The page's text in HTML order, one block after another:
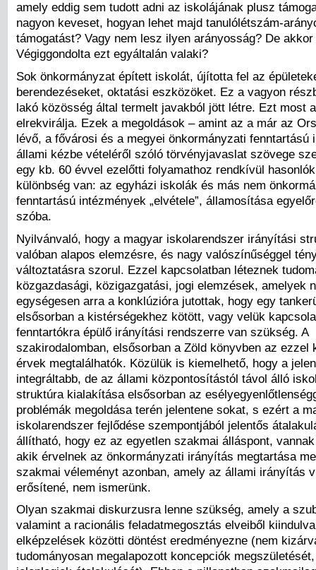
amely eddig sem tudott adni az iskolájának plusz
nagyon keveset, hogyan lehet majd tanulólétszám-
támogatást? Vagy nem lesz ilyen arányosság? De
Végiggondolta ezt egyáltalán valaki?
Sok önkormányzat épített iskolát, újította fel az
berendezéseket, oktatási eszközöket. Ez a vagyon
lakó közösség által termelt javakból jött létre. Ezt most
elrekvirálja. Ezek a megoldások – amint az a már az
lévő, a fővárosi és a megyei önkormányzati fenntartású
állami kézbe vételéről szóló törvényjavaslat szövege
egy kb. 60 évvel ezelőtti folyamathoz rendkívül
különbség van: az egyházi iskolák és más nem
fenntartású intézmények „elvétele”, államosítása
szóba.
Nyilvánvaló, hogy a magyar iskolarendszer irányítási
valóban alapos elemzésre, és nagy valószínűséggel
változtatásra szorul. Ezzel kapcsolatban léteznek
közgazdasági, közigazgatási, jogi elemzések, amelyek
egységesen arra a konklúzióra jutottak, hogy egy
elsősorban a kistérségekhez kötött, vagy velük
fenntartókra épülő irányítási rendszerre van szükség. A
szakirodalomban, elsősorban a Zöld könyvben az ezzel
érvek megtalálhatók. Közülük is kiemelhető, hogy a
integráltabb, de az állami központosítástól távol álló
struktúra kialakítása elsősorban az
problémák megoldása terén jelentene sokat, s ezért a
iskolarendszer fejlődése szempontjából jelentős
állítható, hogy ez az egyetlen szakmai álláspont,
akik érvelnek az önkormányzati irányítás megtartása
szakmai véleményt azonban, amely az állami irányítás
erősítené, nem ismerünk.
Olyan szakmai diskurzusra lenne szükség, amely a
valamint a racionális feladatmegosztás elveiből
elképzelések közötti döntést eredményezne (nem
tudományosan megalapozott koncepciók